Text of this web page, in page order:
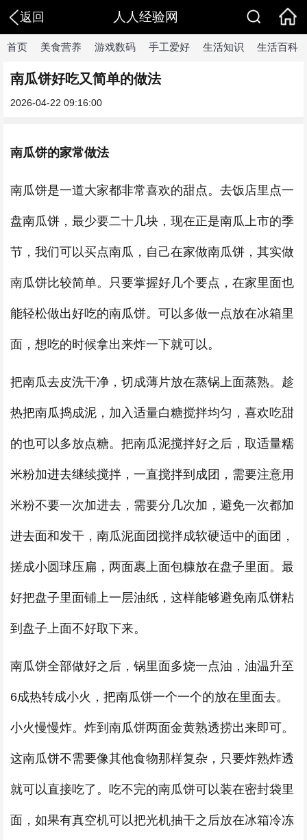
返回 人人经验网
首页 美食营养 游戏数码 手工爱好 生活知识 生活百科
南瓜饼好吃又简单的做法
2026-04-22 09:16:00
南瓜饼的家常做法
南瓜饼是一道大家都非常喜欢的甜点。去饭店里点一
盘南瓜饼，最少要二十几块，现在正是南瓜上市的季
节，我们可以买点南瓜，自己在家做南瓜饼，其实做
南瓜饼比较简单。只要掌握好几个要点，在家里面也
能轻松做出好吃的南瓜饼。可以多做一点放在冰箱里
面，想吃的时候拿出来炸一下就可以。
把南瓜去皮洗干净，切成薄片放在蒸锅上面蒸熟。趁
热把南瓜捣成泥，加入适量白糖搅拌均匀，喜欢吃甜
的也可以多放点糖。把南瓜泥搅拌好之后，取适量糯
米粉加进去继续搅拌，一直搅拌到成团，需要注意用
米粉不要一次加进去，需要分几次加，避免一次都加
进去面和发干，南瓜泥面团搅拌成软硬适中的面团，
搓成小圆球压扁，两面裹上面包糠放在盘子里面。最
好把盘子里面铺上一层油纸，这样能够避免南瓜饼粘
到盘子上面不好取下来。
南瓜饼全部做好之后，锅里面多烧一点油，油温升至
6成热转成小火，把南瓜饼一个一个的放在里面去。
小火慢慢炸。炸到南瓜饼两面金黄熟透捞出来即可。
这南瓜饼不需要像其他食物那样复杂，只要炸熟炸透
就可以直接吃了。吃不完的南瓜饼可以装在密封袋里
面，如果有真空机可以把光机抽干之后放在冰箱冷冻